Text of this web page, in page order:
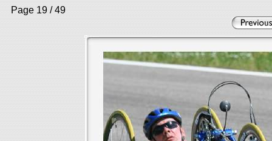
Page 19 / 49